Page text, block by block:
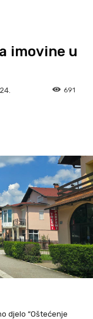
imovine u
691
djelo “Oštećenje